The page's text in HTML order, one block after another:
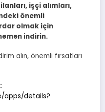
işçi alımları,
önemli
olmak için
indirin.
alın, önemli fırsatları
apps/details?